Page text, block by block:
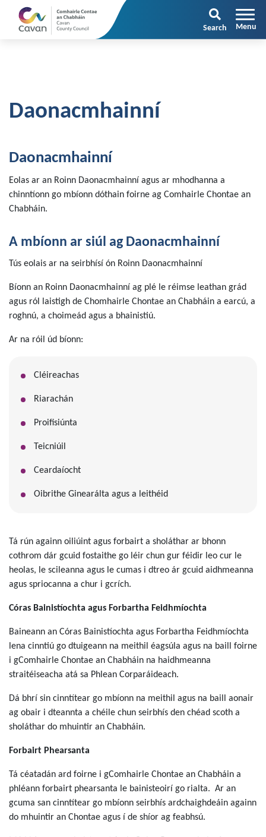
Search
Daonacmhainní
Daonacmhainní
Eolas ar an Roinn Daonacmhainní agus ar mhodhanna a
chinntíonn go mbíonn dóthain foirne ag Comhairle Chontae an
Chabháin.
A mbíonn ar siúl ag Daonacmhainní
Tús eolais ar na seirbhísí ón Roinn Daonacmhainní
Bíonn an Roinn Daonacmhainní ag plé le réimse leathan grád
agus ról laistigh de Chomhairle Chontae an Chabháin a earcú, a
roghnú, a choimeád agus a bhainistiú.
Ar na róil úd bíonn:
Cléireachas
Riarachán
Proifisiúnta
Teicniúil
Ceardaíocht
Oibrithe Ginearálta agus a leithéid
Tá rún againn oiliúint agus forbairt a sholáthar ar bhonn
cothrom dár gcuid fostaithe go léir chun gur féidir leo cur le
heolas, le scileanna agus le cumas i dtreo ár gcuid aidhmeanna
agus spriocanna a chur i gcrích.
Córas Bainistíochta agus Forbartha Feidhmíochta
Baineann an Córas Bainistíochta agus Forbartha Feidhmíochta
lena cinntiú go dtuigeann na meithil éagsúla agus na baill foirne
i gComhairle Chontae an Chabháin na haidhmeanna
straitéiseacha atá sa Phlean Corparáideach.
Dá bhrí sin cinntítear go mbíonn na meithil agus na baill aonair
ag obair i dteannta a chéile chun seirbhís den chéad scoth a
sholáthar do mhuintir an Chabháin.
Forbairt Phearsanta
Tá céatadán ard foirne i gComhairle Chontae an Chabháin a
phléann forbairt phearsanta le bainisteoirí go rialta. Ar an
gcuma san cinntítear go mbíonn seirbhís ardchaighdeáin againn
do mhuintir an Chontae agus í de shíor ag feabhsú.